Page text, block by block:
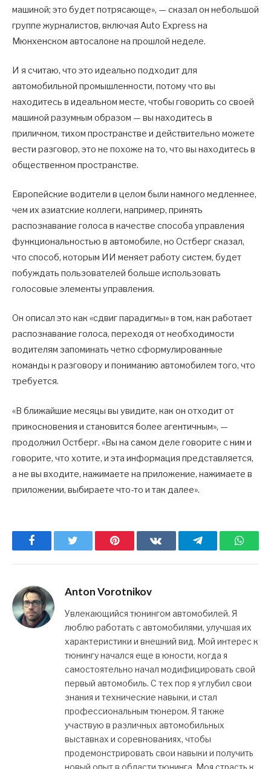
машиной; это будет потрясающе», — сказал он небольшой
группе журналистов, включая Auto Express на
Мюнхенском автосалоне на прошлой неделе.
И я считаю, что это идеально подходит для
автомобильной промышленности, потому что вы
находитесь в идеальном месте, чтобы говорить со своей
машиной разумным образом — вы находитесь в
приличном, тихом пространстве и действительно можете
вести разговор, это не похоже на то, что вы находитесь в
общественном пространстве.
Европейские водители в целом были намного медленнее,
чем их азиатские коллеги, например, принять
распознавание голоса в качестве способа управления
функциональностью в автомобиле, но Остберг сказал,
что способ, которым ИИ меняет работу систем, будет
побуждать пользователей больше использовать
голосовые элементы управления.
Он описал это как «сдвиг парадигмы» в том, как работает
распознавание голоса, переходя от необходимости
водителям запоминать четко сформулированные
команды к разговору и пониманию автомобилем того, что
требуется.
«В ближайшие месяцы вы увидите, как он отходит от
прикосновения и становится более агентичным», —
продолжил Остберг. «Вы на самом деле говорите с ним и
говорите, что хотите, и эта информация представляется,
а не вы входите, нажимаете на приложение, нажимаете в
приложении, выбираете что-то и так далее».
Facebook Pinterest ВКонтактеTelegram
Anton Vorotnikov
Увлекающийся тюнингом автомобилей. Я
люблю работать с автомобилями, улучшая их
характеристики и внешний вид. Мой интерес к
тюнингу начался еще в юности, когда я
самостоятельно начал модифицировать свой
первый автомобиль. С тех пор я углубил свои
знания и технические навыки, и стал
профессиональным тюнером. Я также
участвую в различных автомобильных
выставках и соревнованиях, чтобы
продемонстрировать свои навыки и получить
новый опыт в области тюнинга. Моя страсть к